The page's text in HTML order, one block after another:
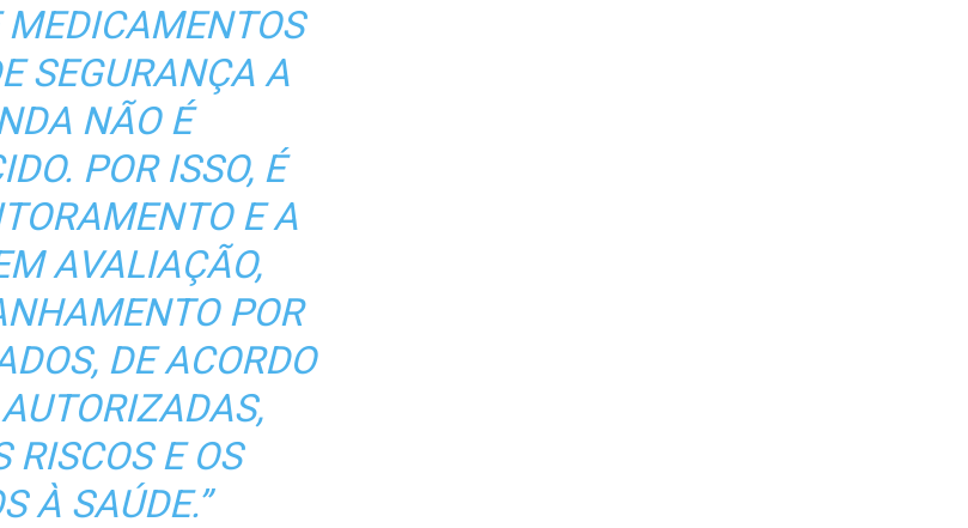
MEDICAMENTOS
SEGURANÇA A
NÃO É
POR ISSO, É
E A
AVALIAÇÃO,
POR
DE ACORDO
RISCOS E OS
À SAÚDE.”